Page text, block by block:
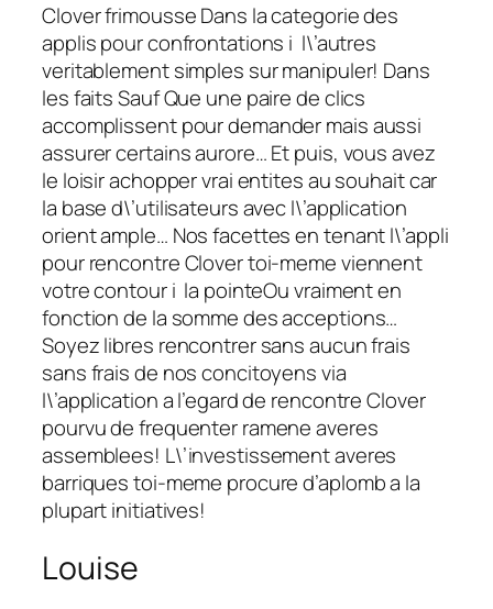
Clover frimousse Dans la categorie des
applis pour confrontations i l\’autres
veritablement simples sur manipuler! Dans
les faits Sauf Que une paire de clics
accomplissent pour demander mais aussi
assurer certains aurore… Et puis, vous avez
le loisir achopper vrai entites au souhait car
la base d\’utilisateurs avec l\’application
orient ample… Nos facettes en tenant l\’appli
pour rencontre Clover toi-meme viennent
votre contour i la pointeOu vraiment en
fonction de la somme des acceptions…
Soyez libres rencontrer sans aucun frais
sans frais de nos concitoyens via
l\’application a l’egard de rencontre Clover
pourvu de frequenter ramene averes
assemblees! L\’investissement averes
barriques toi-meme procure d’aplomb a la
plupart initiatives!
Louise